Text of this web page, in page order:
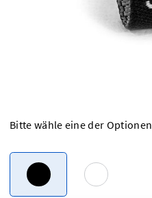
Bitte wähle eine der Optionen